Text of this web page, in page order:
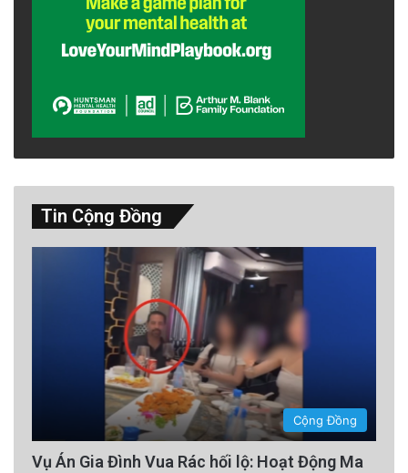
Tin Cộng Đồng
Cộng Đồng
Vụ Án Gia Đình Vua Rác hối lộ: Hoạt Động Ma